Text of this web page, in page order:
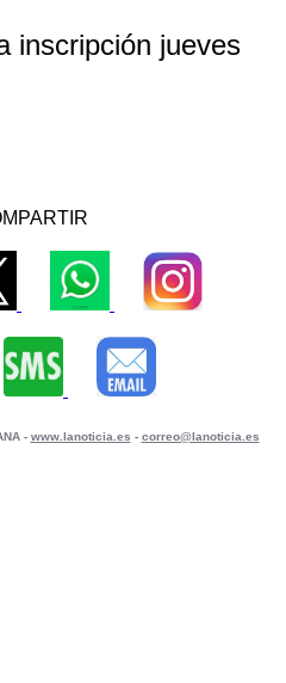
inscripción jueves
- www.lanoticia.es - correo@lanoticia.es